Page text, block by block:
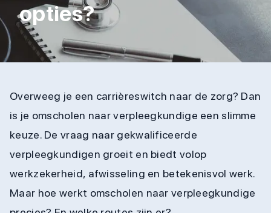
opties?
Overweeg je een carrièreswitch naar de zorg? Dan
is je omscholen naar verpleegkundige een slimme
keuze. De vraag naar gekwalificeerde
verpleegkundigen groeit en biedt volop
werkzekerheid, afwisseling en betekenisvol werk.
Maar hoe werkt omscholen naar verpleegkundige